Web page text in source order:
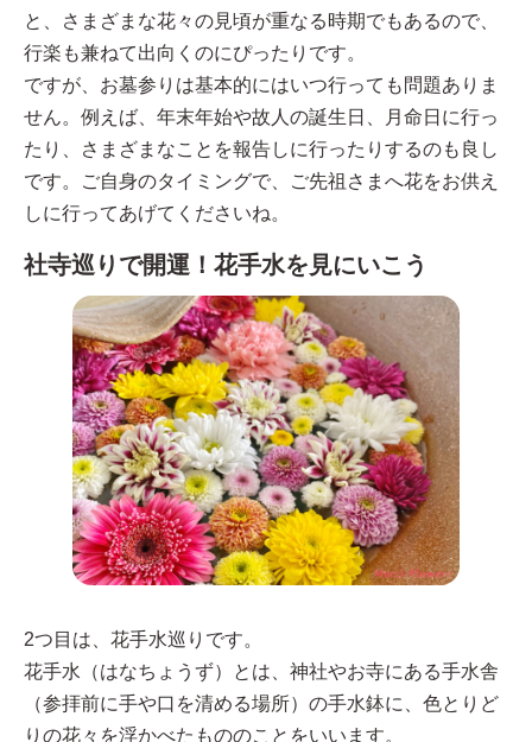
と、さまざまな花々の見頃が重なる時期でもあるので、
行楽も兼ねて出向くのにぴったりです。
ですが、お墓参りは基本的にはいつ行っても問題ありま
せん。例えば、年末年始や故人の誕生日、月命日に行っ
たり、さまざまなことを報告しに行ったりするのも良し
です。ご自身のタイミングで、ご先祖さまへ花をお供え
しに行ってあげてくださいね。
社寺巡りで開運！花手水を見にいこう
2つ目は、花手水巡りです。
花手水（はなちょうず）とは、神社やお寺にある手水舎
（参拝前に手や口を清める場所）の手水鉢に、色とりど
りの花々を浮かべたもののことをいいます。